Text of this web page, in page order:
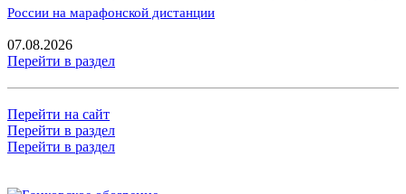
России на марафонской дистанции
07.08.2026
Перейти в раздел
Перейти на сайт
Перейти в раздел
Перейти в раздел